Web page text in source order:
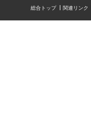
総合トップ 関連リンク